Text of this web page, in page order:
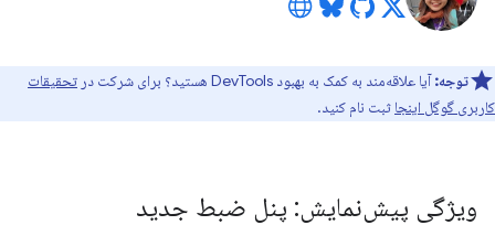
توجه:آیا علاقه‌مند به کمک به بهبود DevTools هستید؟ برای شرکت در
تحقیقات
کاربری گوگل اینجا ثبت نام کنید.
ویژگی پیش‌نمایش: پنل ضبط جدید